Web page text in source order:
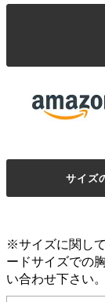
サイズ
※サイズに関し
ードサイズでの
い合わせ下さい。